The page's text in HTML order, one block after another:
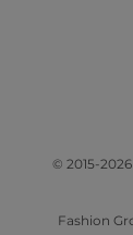
© 2015-
Fashion